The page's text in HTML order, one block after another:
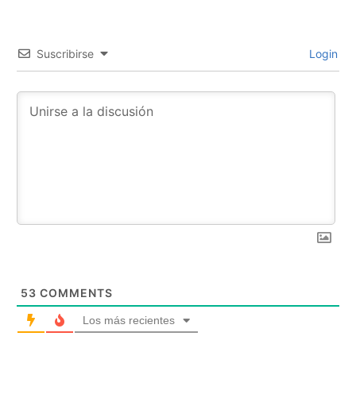
Suscribirse Login
53 COMMENTS
Los más recientes